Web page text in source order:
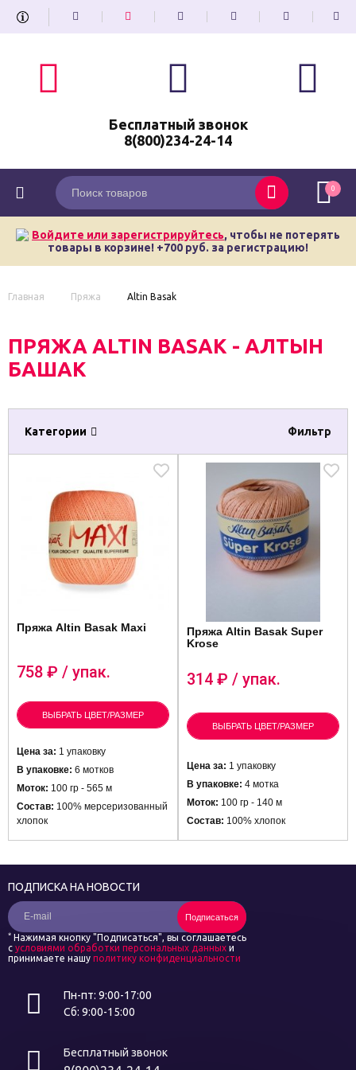
Бесплатный звонок
8(800)234-24-14
0
Войдите или зарегистрируйтесь, чтобы не потерять
товары в корзине! +700 руб. за регистрацию!
Главная Пряжа Altin Basak
ПРЯЖА ALTIN BASAK - АЛТЫН
БАШАК
Категории Фильтр
Пряжа Altin Basak Maxi
758 ₽ / упак.
ВЫБРАТЬ ЦВЕТ/РАЗМЕР
Цена за: 1 упаковку
В упаковке: 6 мотков
Моток: 100 гр - 565 м
Состав: 100% мерсеризованный
хлопок
Пряжа Altin Basak Super
Krose
314 ₽ / упак.
ВЫБРАТЬ ЦВЕТ/РАЗМЕР
Цена за: 1 упаковку
В упаковке: 4 мотка
Моток: 100 гр - 140 м
Состав: 100% хлопок
Пн-пт: 9:00-17:00
Сб: 9:00-15:00
Бесплатный звонок
ПОДПИСКА НА НОВОСТИ
Подписаться
* Нажимая кнопку "Подписаться", вы соглашаетесь
с условиями обработки персональных данных и
принимаете нашу политику конфиденциальности